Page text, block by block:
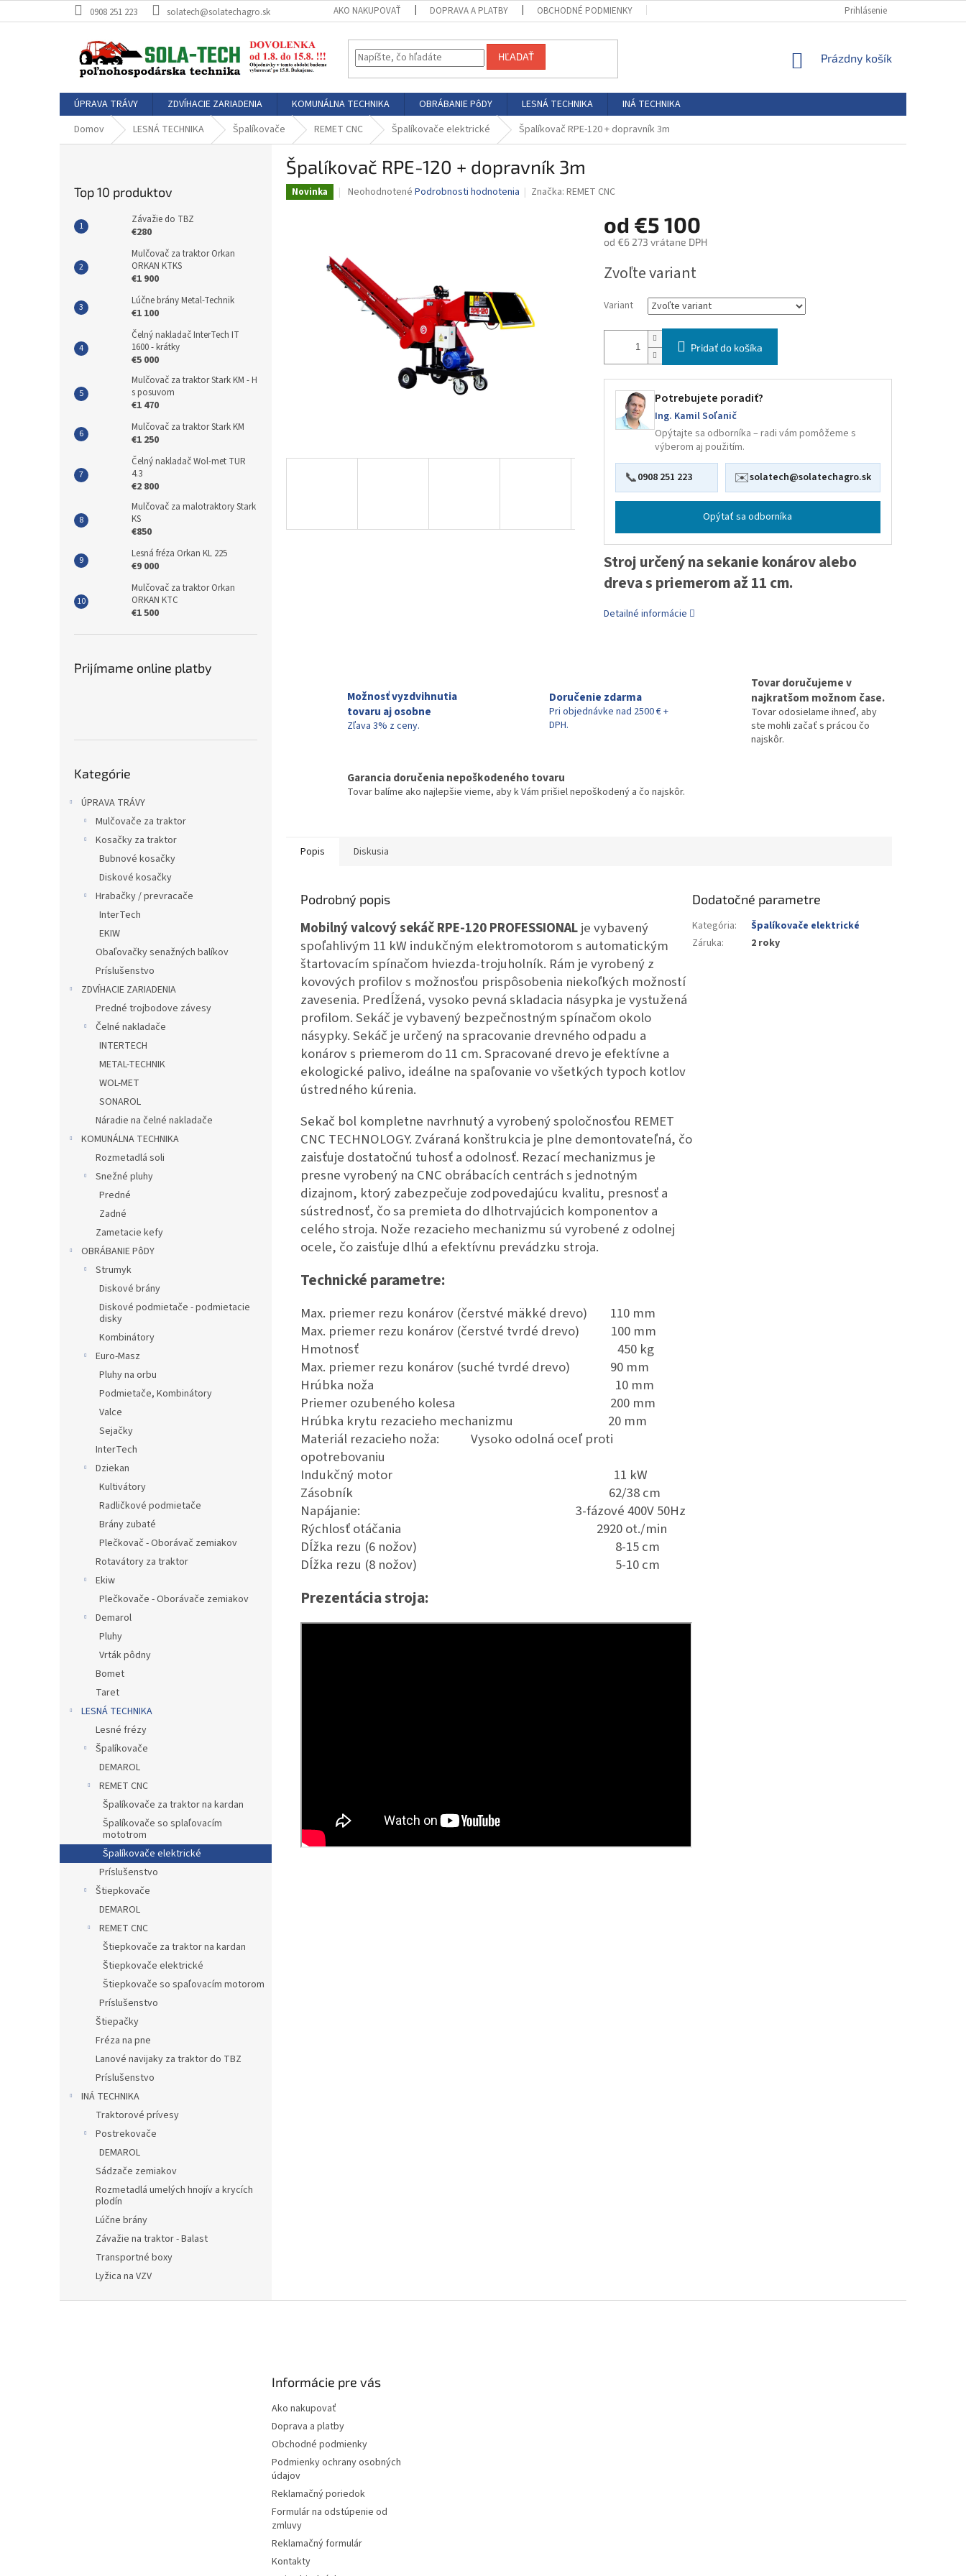
na
0908 251 223 solatech@solatechagro.sk AKO NAKUPOVAŤ DOPRAVA A PLATBY OBCHODNÉ PODMIENKY REKLAMAČNÝ PORIEDOK
Prihlásenie
HĽADAŤ
NÁKUPNÝ
Prázdny košík
ÚPRAVA TRÁVY ZDVÍHACIE ZARIADENIA KOMUNÁLNA TECHNIKA OBRÁBANIE PôDY LESNÁ TECHNIKA
INÁ TECHNIKA
Domov
LESNÁ TECHNIKA Špalíkovače REMET CNC Špalíkovače elektrické Špalíkovač RPE-120 + dopravník 3m
Top 10 produktov
Závažie do TBZ
€280
Mulčovač za traktor Orkan
ORKAN KTKS
€1 900
Lúčne brány Metal-Technik
€1 100
Čelný nakladač InterTech IT
1600 - krátky
€5 000
Mulčovač za traktor Stark KM - H
s posuvom
€1 470
Mulčovač za traktor Stark KM
€1 250
Čelný nakladač Wol-met TUR
4.3
€2 800
Mulčovač za malotraktory Stark
KS
€850
Lesná fréza Orkan KL 225
€9 000
Mulčovač za traktor Orkan
ORKAN KTC
€1 500
Prijímame online platby
kategórie
Kategórie
ÚPRAVA TRÁVY
Mulčovače za traktor
Kosačky za traktor
Bubnové kosačky
Diskové kosačky
Hrabačky / prevracače
InterTech
EKIW
Obaľovačky senažných balíkov
Príslušenstvo
ZDVÍHACIE ZARIADENIA
Predné trojbodove závesy
Čelné nakladače
INTERTECH
METAL-TECHNIK
WOL-MET
SONAROL
Náradie na čelné nakladače
KOMUNÁLNA TECHNIKA
Rozmetadlá soli
Snežné pluhy
Predné
Zadné
Zametacie kefy
OBRÁBANIE PôDY
Strumyk
Diskové brány
Diskové podmietače - podmietacie
disky
Kombinátory
Euro-Masz
Pluhy na orbu
Podmietače, Kombinátory
Valce
Sejačky
InterTech
Dziekan
Kultivátory
Radličkové podmietače
Brány zubaté
Plečkovač - Oborávač zemiakov
Rotavátory za traktor
Ekiw
Plečkovače - Oborávače zemiakov
Demarol
Pluhy
Vrták pôdny
Bomet
Taret
LESNÁ TECHNIKA
Lesné frézy
Špalíkovače
DEMAROL
REMET CNC
Špalíkovače za traktor na kardan
Špalíkovače so splaľovacím
mototrom
Špalíkovače elektrické
Príslušenstvo
Štiepkovače
DEMAROL
REMET CNC
Štiepkovače za traktor na kardan
Štiepkovače elektrické
Štiepkovače so spaľovacím motorom
Príslušenstvo
Štiepačky
Fréza na pne
Lanové navijaky za traktor do TBZ
Príslušenstvo
INÁ TECHNIKA
Traktorové prívesy
Postrekovače
DEMAROL
Sádzače zemiakov
Rozmetadlá umelých hnojív a krycích
plodín
Lúčne brány
Závažie na traktor - Balast
Transportné boxy
Lyžica na VZV
Špalíkovač RPE-120 + dopravník 3m
Novinka
Priemerné
z
5
hviezdičiek.
Neohodnotené Podrobnosti hodnotenia Značka:REMET CNC
od €5 100
od €6 273 vrátane DPH
cena:
Zvoľte variant
Variant
Pridať do košíka
Potrebujete poradiť?
Ing. Kamil Soľanič
Opýtajte sa odborníka – radi vám pomôžeme s
výberom aj použitím.
📞0908 251 223 ✉️solatech@solatechagro.sk
Opýtať sa odborníka
Stroj určený na sekanie konárov alebo
dreva s priemerom až 11 cm.
Detailné informácie
Možnosť vyzdvihnutia
tovaru aj osobne
Zľava 3% z ceny.
Doručenie zdarma
Pri objednávke nad 2500 € +
DPH.
Tovar doručujeme v
najkratšom možnom čase.
Tovar odosielame ihneď, aby
ste mohli začať s prácou čo
najskôr.
Garancia doručenia nepoškodeného tovaru
Tovar balíme ako najlepšie vieme, aby k Vám prišiel nepoškodený a čo najskôr.
Popis Diskusia
Podrobný popis
Mobilný valcový sekáč RPE-120 PROFESSIONALje vybavený
spoľahlivým 11 kW indukčným elektromotorom s automatickým
štartovacím spínačom hviezda-trojuholník. Rám je vyrobený z
kovových profilov s možnosťou prispôsobenia niekoľkých možností
zavesenia. Predĺžená, vysoko pevná skladacia násypka je vystužená
profilom. Sekáč je vybavený bezpečnostným spínačom okolo
násypky. Sekáč je určený na spracovanie drevného odpadu a
konárov s priemerom do 11 cm. Spracované drevo je efektívne a
ekologické palivo, ideálne na spaľovanie vo všetkých typoch kotlov
ústredného kúrenia.
Sekač bol kompletne navrhnutý a vyrobený spoločnosťou REMET
CNC TECHNOLOGY. Zváraná konštrukcia je plne demontovateľná, čo
zaisťuje dostatočnú tuhosť a odolnosť. Rezací mechanizmus je
presne vyrobený na CNC obrábacích centrách s jednotným
dizajnom, ktorý zabezpečuje zodpovedajúcu kvalitu, presnosť a
sústrednosť, čo sa premieta do dlhotrvajúcich komponentov a
celého stroja. Nože rezacieho mechanizmu sú vyrobené z odolnej
ocele, čo zaisťuje dlhú a efektívnu prevádzku stroja.
Technické parametre:
Max. priemer rezu konárov (čerstvé mäkké drevo) 110 mm
Max. priemer rezu konárov (čerstvé tvrdé drevo) 100 mm
Hmotnosť 450 kg
Max. priemer rezu konárov (suché tvrdé drevo) 90 mm
Hrúbka noža 10 mm
Priemer ozubeného kolesa 200 mm
Hrúbka krytu rezacieho mechanizmu 20 mm
Materiál rezacieho noža: Vysoko odolná oceľ proti
opotrebovaniu
Indukčný motor 11 kW
Zásobník 62/38 cm
Napájanie: 3-fázové 400V 50Hz
Rýchlosť otáčania 2920 ot./min
Dĺžka rezu (6 nožov) 8-15 cm
Dĺžka rezu (8 nožov) 5-10 cm
Prezentácia stroja:
Dodatočné parametre
Kategória:
Špalíkovače elektrické
Záruka: 2 roky
Informácie pre vás
Ako nakupovať
Doprava a platby
Obchodné podmienky
Podmienky ochrany osobných
údajov
Reklamačný poriedok
Formulár na odstúpenie od
zmluvy
Reklamačný formulár
Kontakty